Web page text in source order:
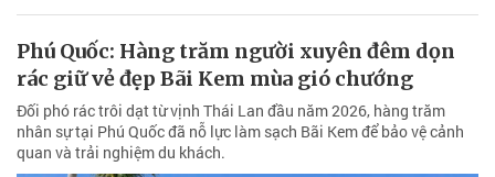
Phú Quốc: Hàng trăm người xuyên đêm dọn
rác giữ vẻ đẹp Bãi Kem mùa gió chướng
Đối phó rác trôi dạt từ vịnh Thái Lan đầu năm 2026, hàng trăm
nhân sự tại Phú Quốc đã nỗ lực làm sạch Bãi Kem để bảo vệ cảnh
quan và trải nghiệm du khách.